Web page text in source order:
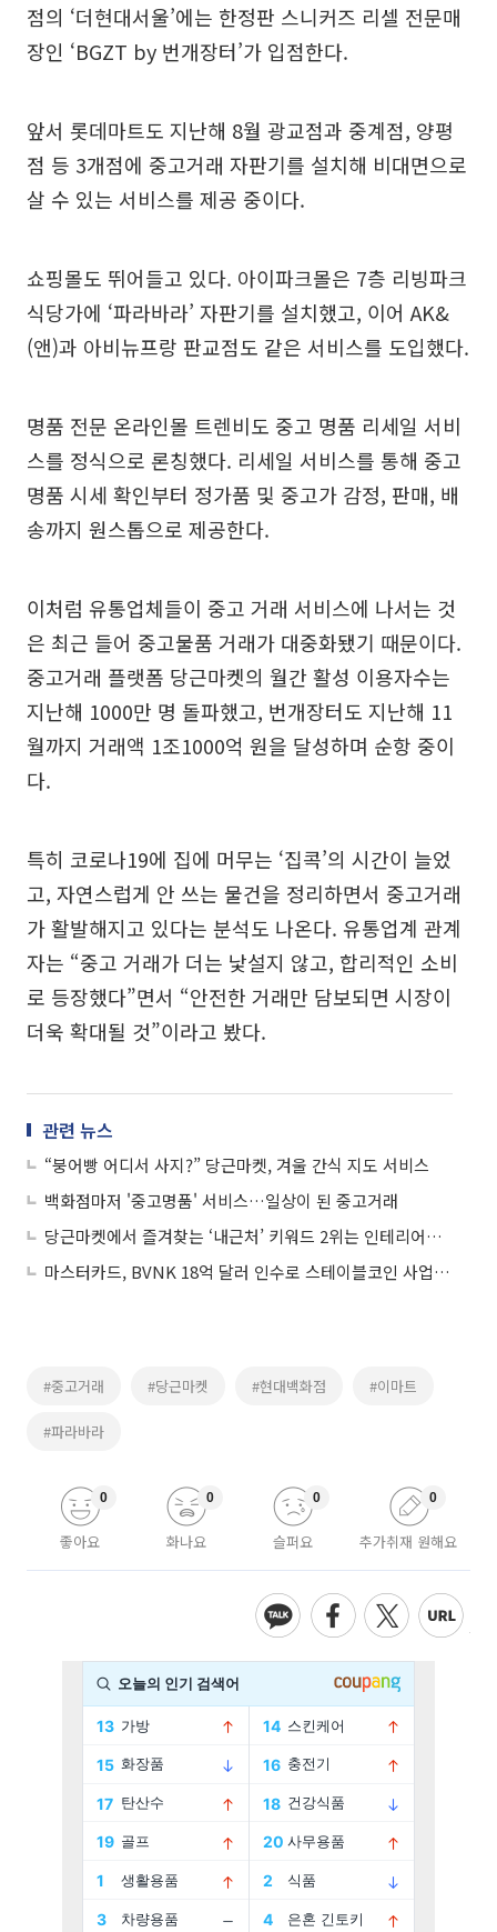
점의 ‘더현대서울’에는 한정판 스니커즈 리셀 전문매
장인 ‘BGZT by 번개장터’가 입점한다.
앞서 롯데마트도 지난해 8월 광교점과 중계점, 양평
점 등 3개점에 중고거래 자판기를 설치해 비대면으로
살 수 있는 서비스를 제공 중이다.
쇼핑몰도 뛰어들고 있다. 아이파크몰은 7층 리빙파크
식당가에 ‘파라바라’ 자판기를 설치했고, 이어 AK&
(앤)과 아비뉴프랑 판교점도 같은 서비스를 도입했다.
명품 전문 온라인몰 트렌비도 중고 명품 리세일 서비
스를 정식으로 론칭했다. 리세일 서비스를 통해 중고
명품 시세 확인부터 정가품 및 중고가 감정, 판매, 배
송까지 원스톱으로 제공한다.
이처럼 유통업체들이 중고 거래 서비스에 나서는 것
은 최근 들어 중고물품 거래가 대중화됐기 때문이다.
중고거래 플랫폼 당근마켓의 월간 활성 이용자수는
지난해 1000만 명 돌파했고, 번개장터도 지난해 11
월까지 거래액 1조1000억 원을 달성하며 순항 중이
다.
특히 코로나19에 집에 머무는 ‘집콕’의 시간이 늘었
고, 자연스럽게 안 쓰는 물건을 정리하면서 중고거래
가 활발해지고 있다는 분석도 나온다. 유통업계 관계
자는 “중고 거래가 더는 낯설지 않고, 합리적인 소비
로 등장했다”면서 “안전한 거래만 담보되면 시장이
더욱 확대될 것”이라고 봤다.
관련 뉴스
“붕어빵 어디서 사지?” 당근마켓, 겨울 간식 지도 서비스
백화점마저 '중고명품' 서비스…일상이 된 중고거래
당근마켓에서 즐겨찾는 ‘내근처’ 키워드 2위는 인테리어…1위는?
마스터카드, BVNK 18억 달러 인수로 스테이블코인 사업 본격 확장
#중고거래 #당근마켓 #현대백화점 #이마트
#파라바라
좋아요
0
화나요
0
슬퍼요
0
추가취재 원해요
0